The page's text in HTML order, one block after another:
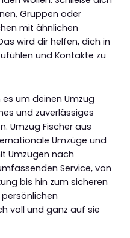
Gruppen oder
mit ähnlichen
wird dir helfen, dich in
und Kontakte zu
um deinen Umzug
und zuverlässiges
Umzug Fischer aus
Umzüge und
Umzügen nach
Service, von
bis hin zum sicheren
voll und ganz auf sie